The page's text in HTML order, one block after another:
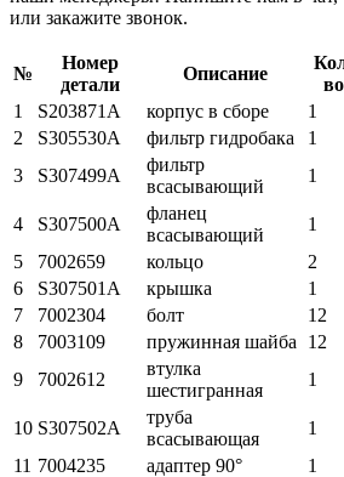
или закажите звонок.
№
Номер
детали
Описание
во
1
S203871A корпус в сборе
1
2
S305530A фильтр гидробака 1
3
S307499A
фильтр
всасывающий
1
4 S307500A
фланец
всасывающий
1
5
7002659 кольцо 2
6
S307501A крышка 1
7
7002304 болт 12
8
7003109 пружинная шайба 12
9
7002612
втулка
шестигранная
1
10 S307502A
труба
всасывающая
1
11 7004235 адаптер 90° 1